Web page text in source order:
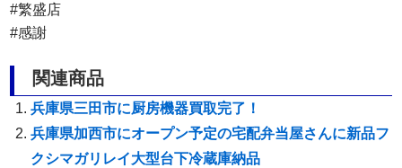
#繁盛店
#感謝
関連商品
兵庫県三田市に厨房機器買取完了！
兵庫県加西市にオープン予定の宅配弁当屋さんに新品フ
クシマガリレイ大型台下冷蔵庫納品